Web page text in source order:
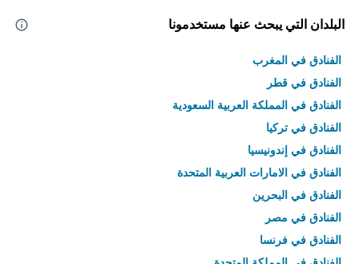
البلدان التي يبحث عنها مستخدمونا
الفنادق في المغرب
الفنادق في قطر
الفنادق في المملكة العربية السعودية
الفنادق في تركيا
الفنادق في إندونيسيا
الفنادق في الامارات العربية المتحدة
الفنادق في البحرين
الفنادق في مصر
الفنادق في فرنسا